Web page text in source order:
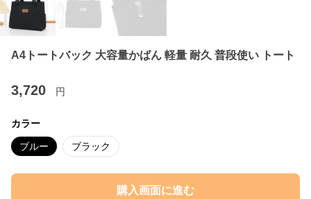
A4トートバック 大容量かばん 軽量 耐久 普段使い トート
3,720 円
カラー
ブルー ブラック
購入画面に進む